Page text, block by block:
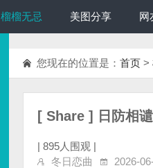
榴榴无忌 美图分享 网
您现在的位置是： 首页 >
[ Share ] 日防相
| 895人围观 |
冬日恋曲
2026-